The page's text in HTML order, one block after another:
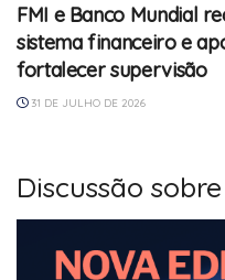
FMI e Banco Mundial
sistema financeiro e
fortalecer supervisão
31 DE JULHO DE 2026
Discussão